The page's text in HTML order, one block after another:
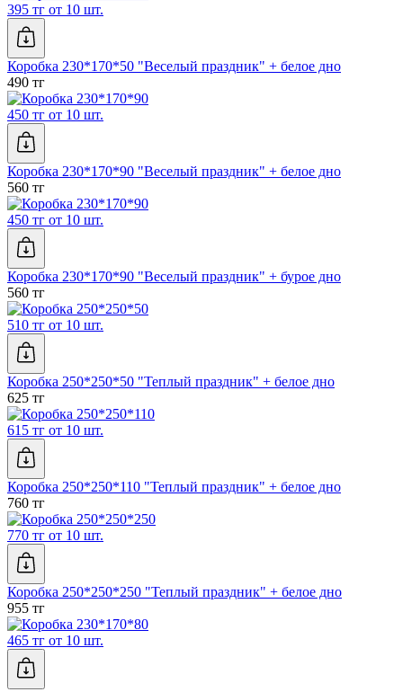
395 тг от 10 шт.
Коробка 230*170*50 "Веселый праздник" + белое дно
490 тг
450 тг от 10 шт.
Коробка 230*170*90 "Веселый праздник" + белое дно
560 тг
450 тг от 10 шт.
Коробка 230*170*90 "Веселый праздник" + бурое дно
560 тг
510 тг от 10 шт.
Коробка 250*250*50 "Теплый праздник" + белое дно
625 тг
615 тг от 10 шт.
Коробка 250*250*110 "Теплый праздник" + белое дно
760 тг
770 тг от 10 шт.
Коробка 250*250*250 "Теплый праздник" + белое дно
955 тг
465 тг от 10 шт.